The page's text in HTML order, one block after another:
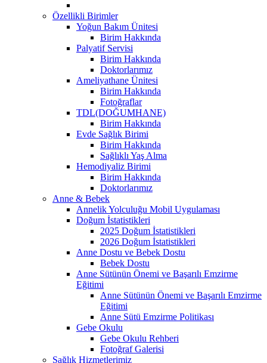
Özellikli Birimler
Yoğun Bakım Ünitesi
Birim Hakkında
Palyatif Servisi
Birim Hakkında
Doktorlarımız
Ameliyathane Ünitesi
Birim Hakkında
Fotoğraflar
TDL(DOĞUMHANE)
Birim Hakkında
Evde Sağlık Birimi
Birim Hakkında
Sağlıklı Yaş Alma
Hemodiyaliz Birimi
Birim Hakkında
Doktorlarımız
Anne & Bebek
Annelik Yolculuğu Mobil Uygulaması
Doğum İstatistikleri
2025 Doğum İstatistikleri
2026 Doğum İstatistikleri
Anne Dostu ve Bebek Dostu
Bebek Dostu
Anne Sütünün Önemi ve Başarılı Emzirme
Eğitimi
Anne Sütünün Önemi ve Başarılı Emzirme
Eğitimi
Anne Sütü Emzirme Politikası
Gebe Okulu
Gebe Okulu Rehberi
Fotoğraf Galerisi
Sağlık Hizmetlerimiz